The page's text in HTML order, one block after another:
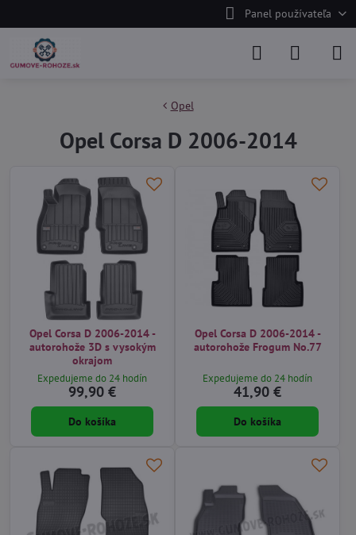
Panel používateľa
Opel
Opel Corsa D 2006-2014
Opel Corsa D 2006-2014 -
autorohože 3D s vysokým
okrajom
Expedujeme do 24 hodín
99,90 €
Do košíka
Opel Corsa D 2006-2014 -
autorohože Frogum No.77
Expedujeme do 24 hodín
41,90 €
Do košíka